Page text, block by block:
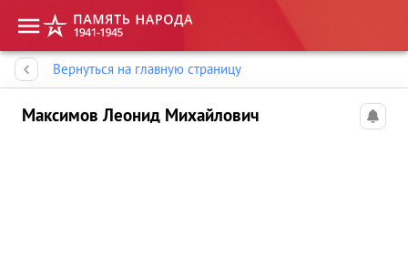
Вернуться на главную страницу
Максимов Леонид Михайлович
Память народа